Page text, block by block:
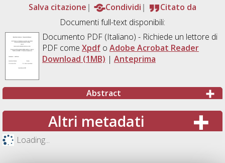
Salva citazione
Condividi
Citato da
Documenti full-text disponibili:
Documento PDF(Italiano) - Richiede un lettore di
PDF come Xpdfo Adobe Acrobat Reader
Download (1MB) | Anteprima
Abstract
Altri metadati
Loading...